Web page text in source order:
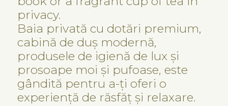
privacy.
Baia privată cu dotări premium,
cabină de duș modernă,
produsele de igienă de lux și
prosoape moi și pufoase, este
gândită pentru a-ți oferi o
experiență de răsfăț și relaxare.